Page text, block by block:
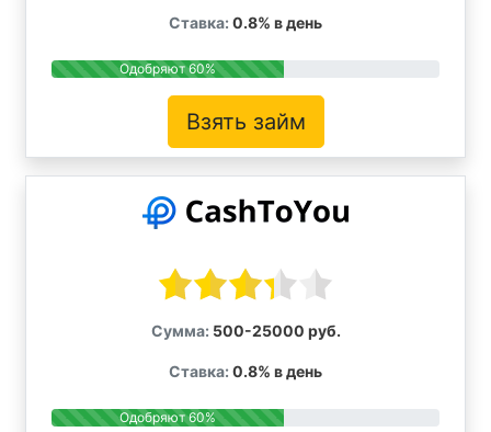
Ставка: 0.8% в день
Одобряют 60%
Взять займ
Сумма: 500-25000 руб.
Ставка: 0.8% в день
Одобряют 60%